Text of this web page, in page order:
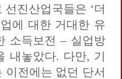
진산업국들은 ‘더
에 대한 거대한 유
소득보전 – 실업방
내놓았다. 다만, 기
이전에는 없던 단서